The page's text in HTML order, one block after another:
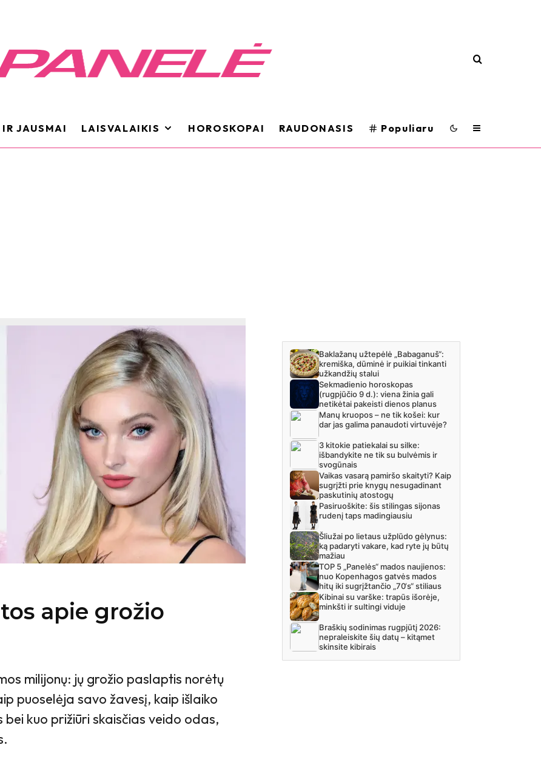
IR JAUSMAI LAISVALAIKIS HOROSKOPAI RAUDONASIS Populiaru
apie grožio
milijonų: jų grožio paslaptis norėtų
puoselėja savo žavesį, kaip išlaiko
bei kuo prižiūri skaisčias veido odas,